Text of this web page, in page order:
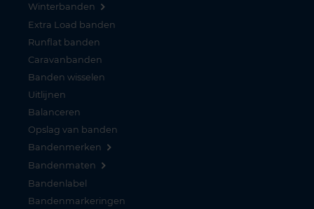
Winterbanden
Extra Load banden
Runflat banden
Caravanbanden
Banden wisselen
Uitlijnen
Balanceren
Opslag van banden
Bandenmerken
Bandenmaten
Bandenlabel
Bandenmarkeringen